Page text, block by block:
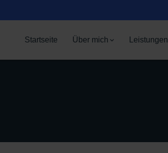
Startseite Über mich Leistungen